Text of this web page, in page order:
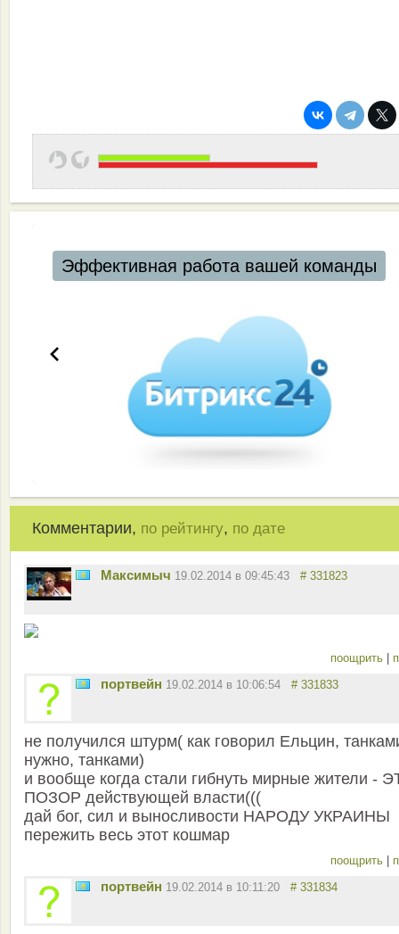
работа вашей команды
Комментарии, по рейтингу, по дате
Максимыч 19.02.2014 в 09:45:43 # 331823
поощрить
портвейн 19.02.2014 в 10:06:54 # 331833
не получился штурм( как говорил Ельцин,
нужно, танками)
и вообще когда стали гибнуть мирные жители -
ПОЗОР действующей власти(((
дай бог, сил и выносливости НАРОДУ УКРАИНЫ
пережить весь этот кошмар
поощрить
портвейн 19.02.2014 в 10:11:20 # 331834